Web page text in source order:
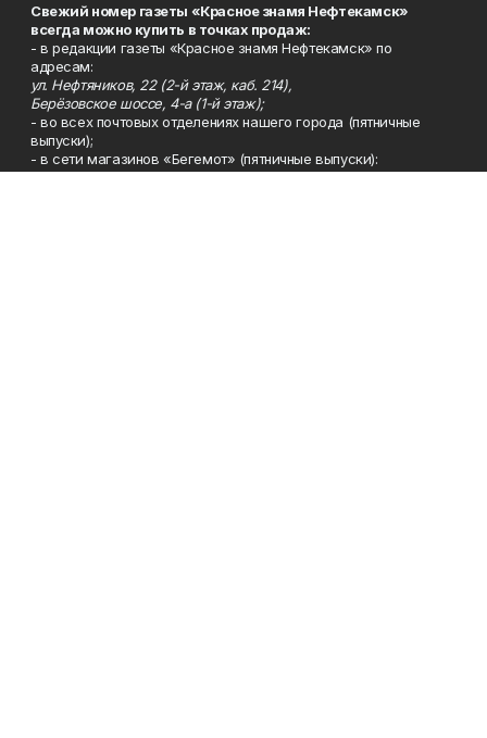
Свежий номер газеты «Красное знамя Нефтекамск»
всегда можно купить в точках продаж:
- в редакции газеты «Красное знамя Нефтекамск» по
адресам:
ул. Нефтяников, 22 (2-й этаж, каб. 214),
Берёзовское шоссе, 4-а (1-й этаж);
- во всех почтовых отделениях нашего города (пятничные
выпуски);
- в сети магазинов «Бегемот» (пятничные выпуски):
ул. Ленина, 26; центральный рынок, ТЦ «Центральный»,